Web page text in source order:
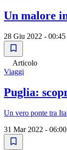
Un malore
28 Giu 2022 - 00:45
Articolo
Viaggi
Puglia:
Un vero ponte tra
31 Mar 2022 - 06:00